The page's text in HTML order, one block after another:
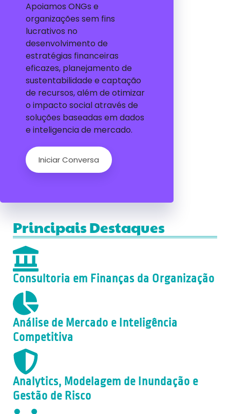
Apoiamos ONGs e
organizações sem fins
lucrativos no
desenvolvimento de
estratégias financeiras
eficazes, planejamento de
sustentabilidade e captação
de recursos, além de otimizar
o impacto social através de
soluções baseadas em dados
e inteligencia de mercado.
Iniciar Conversa
Principais Destaques
Consultoria em Finanças da Organização
Análise de Mercado e Inteligência
Competitiva
Analytics, Modelagem de Inundação e
Gestão de Risco